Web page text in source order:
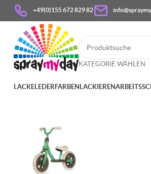
+49(0)155 672 829 82
KATEGORIE WÄHLEN
LACKELEDERFARBENLACKIEREN